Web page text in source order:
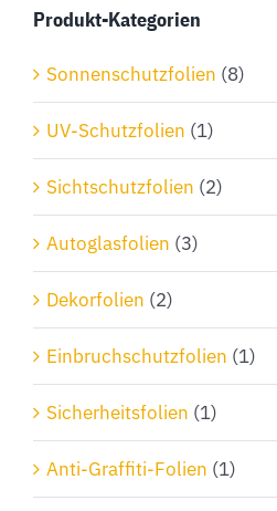
können
Produktseite
gewählt
werden
Produkt-Kategorien
Sonnenschutzfolien (8)
UV-Schutzfolien (1)
Sichtschutzfolien (2)
Autoglasfolien (3)
Dekorfolien (2)
Einbruchschutzfolien (1)
Sicherheitsfolien (1)
Anti-Graffiti-Folien (1)